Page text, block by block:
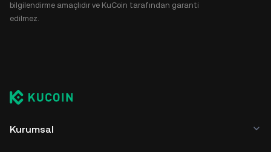
bilgilendirme amaçlıdır ve KuCoin tarafından garanti
edilmez.
Kurumsal